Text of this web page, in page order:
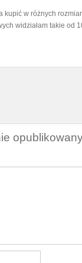
kupić w różnych
widziałam takie od